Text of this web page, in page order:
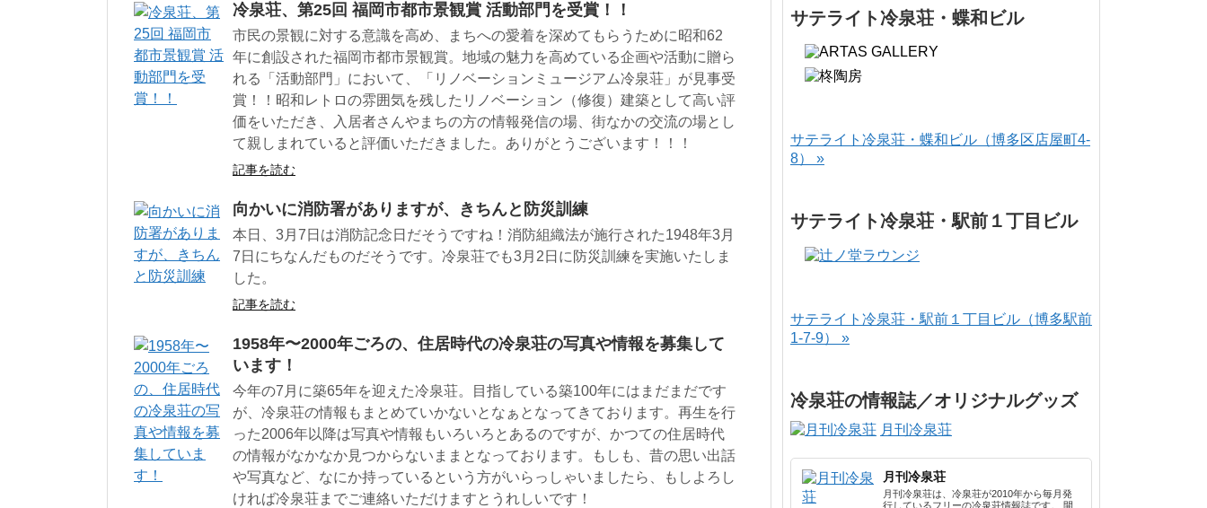
冷泉荘、第25回 福岡市都市景観賞 活動部門を受賞！！
市民の景観に対する意識を高め、まちへの愛着を深めてもらうために昭和62
年に創設された福岡市都市景観賞。地域の魅力を高めている企画や活動に贈ら
れる「活動部門」において、「リノベーションミュージアム冷泉荘」が見事受
賞！！昭和レトロの雰囲気を残したリノベーション（修復）建築として高い評
価をいただき、入居者さんやまちの方の情報発信の場、街なかの交流の場とし
て親しまれていると評価いただきました。ありがとうございます！！！
記事を読む
向かいに消防署がありますが、きちんと防災訓練
本日、3月7日は消防記念日だそうですね！消防組織法が施行された1948年3月
7日にちなんだものだそうです。冷泉荘でも3月2日に防災訓練を実施いたしま
した。
記事を読む
1958年〜2000年ごろの、住居時代の冷泉荘の写真や情報を募集して
います！
今年の7月に築65年を迎えた冷泉荘。目指している築100年にはまだまだです
が、冷泉荘の情報もまとめていかないとなぁとなってきております。再生を行
った2006年以降は写真や情報もいろいろとあるのですが、かつての住居時代
の情報がなかなか見つからないままとなっております。もしも、昔の思い出話
や写真など、なにか持っているという方がいらっしゃいましたら、もしよろし
ければ冷泉荘までご連絡いただけますとうれしいです！
サテライト冷泉荘・蝶和ビル
サテライト冷泉荘・蝶和ビル（博多区店屋町4-
8） »
サテライト冷泉荘・駅前１丁目ビル
サテライト冷泉荘・駅前１丁目ビル（博多駅前
1-7-9） »
冷泉荘の情報誌／オリジナルグッズ
月刊冷泉荘
月刊冷泉荘
月刊冷泉荘は、冷泉荘が2010年から毎月発
行しているフリーの冷泉荘情報誌です。 開